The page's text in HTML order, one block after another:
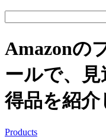
Amazonの
ールで、
得品を紹介
Products